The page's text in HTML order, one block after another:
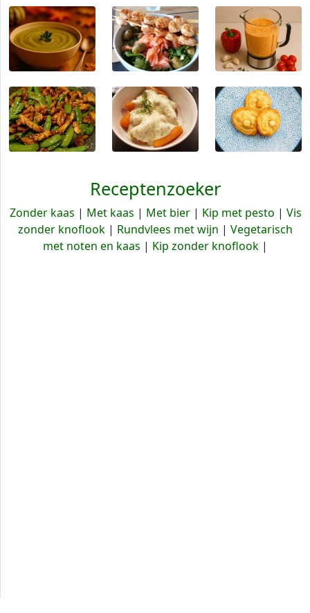
Receptenzoeker
Zonder kaas | Met kaas | Met bier | Kip met pesto | Vis
zonder knoflook | Rundvlees met wijn | Vegetarisch
met noten en kaas | Kip zonder knoflook |